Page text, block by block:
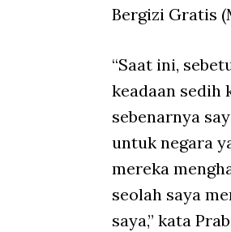
Bergizi Gratis
“Saat ini,
keadaan sedih
sebenarnya
untuk negara
mereka
seolah saya
saya,” kata